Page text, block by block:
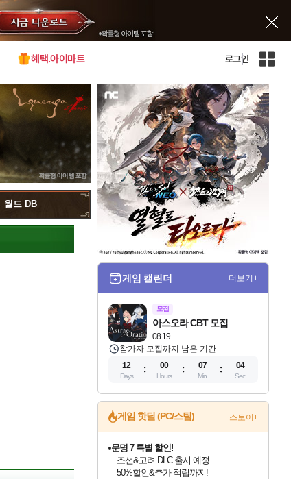
혜택.아이마트 로그인
인
전
체
사
이
트
월드 DB
게임 캘린더 더보기+
모집
08.19
아스오라 CBT 모집
참가자 모집까지 남은 기간
12
Days
00
Hours
07
Min
03
Sec
게임 핫딜 (PC/스팀) 스토어+
귀무자: 검의 길 예약 판매 중!
10% 할인과
이니&베니 혜택까지!